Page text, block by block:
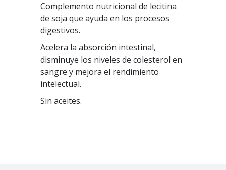
Complemento nutricional de lecitina
de soja que ayuda en los procesos
digestivos.
Acelera la absorción intestinal,
disminuye los niveles de colesterol en
sangre y mejora el rendimiento
intelectual.
Sin aceites.